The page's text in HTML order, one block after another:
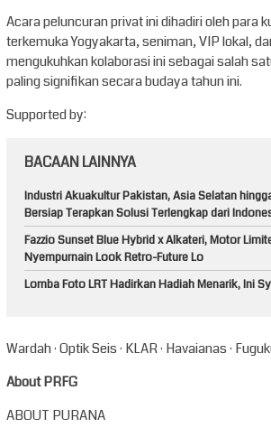
Acara peluncuran privat ini dihadiri oleh para
terkemuka Yogyakarta, seniman, VIP lokal,
mengukuhkan kolaborasi ini sebagai salah
paling signifikan secara budaya tahun ini.
Supported by:
BACAAN LAINNYA
Industri Akuakultur Pakistan, Asia Selatan
Bersiap Terapkan Solusi Terlengkap dari
Fazzio Sunset Blue Hybrid x Alkateri, Motor
Nyempurnain Look Retro-Future Lo
Lomba Foto LRT Hadirkan Hadiah Menarik, Ini
Wardah · Optik Seis · KLAR · Havaianas ·
About PRFG
ABOUT PURANA